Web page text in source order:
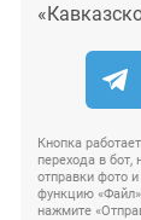
Кнопка
перехода в бот,
отправки фото
функцию
нажмите